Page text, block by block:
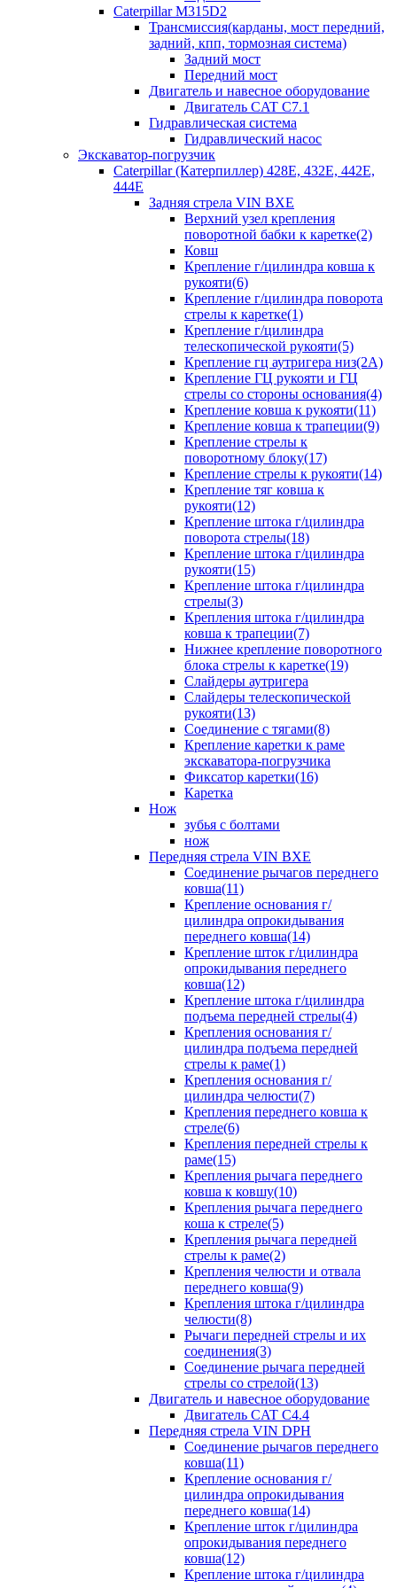
Caterpillar M315D2
Трансмиссия(карданы, мост передний,
задний, кпп, тормозная система)
Задний мост
Передний мост
Двигатель и навесное оборудование
Двигатель CAT C7.1
Гидравлическая система
Гидравлический насос
Экскаватор-погрузчик
Caterpillar (Катерпиллер) 428E, 432E, 442E,
444E
Задняя стрела VIN BXE
Верхний узел крепления
поворотной бабки к каретке(2)
Ковш
Крепление г/цилиндра ковша к
рукояти(6)
Крепление г/цилиндра поворота
стрелы к каретке(1)
Крепление г/цилиндра
телескопической рукояти(5)
Крепление гц аутригера низ(2А)
Крепление ГЦ рукояти и ГЦ
стрелы со стороны основания(4)
Крепление ковша к рукояти(11)
Крепление ковша к трапеции(9)
Крепление стрелы к
поворотному блоку(17)
Крепление стрелы к рукояти(14)
Крепление тяг ковша к
рукояти(12)
Крепление штока г/цилиндра
поворота стрелы(18)
Крепление штока г/цилиндра
рукояти(15)
Крепление штока г/цилиндра
стрелы(3)
Крепления штока г/цилиндра
ковша к трапеции(7)
Нижнее крепление поворотного
блока стрелы к каретке(19)
Слайдеры аутригера
Слайдеры телескопической
рукояти(13)
Соединение с тягами(8)
Крепление каретки к раме
экскаватора-погрузчика
Фиксатор каретки(16)
Каретка
Нож
зубья с болтами
нож
Передняя стрела VIN BXE
Cоединение рычагов переднего
ковша(11)
Крепление основания г/
цилиндра опрокидывания
переднего ковша(14)
Крепление шток г/цилиндра
опрокидывания переднего
ковша(12)
Крепление штока г/цилиндра
подъема передней стрелы(4)
Крепления основания г/
цилиндра подъема передней
стрелы к раме(1)
Крепления основания г/
цилиндра челюсти(7)
Крепления переднего ковша к
стреле(6)
Крепления передней стрелы к
раме(15)
Крепления рычага переднего
ковша к ковшу(10)
Крепления рычага переднего
коша к стреле(5)
Крепления рычага передней
стрелы к раме(2)
Крепления челюсти и отвала
переднего ковша(9)
Крепления штока г/цилиндра
челюсти(8)
Рычаги передней стрелы и их
соединения(3)
Соединение рычага передней
стрелы со стрелой(13)
Двигатель и навесное оборудование
Двигатель CAT C4.4
Передняя стрела VIN DPH
Cоединение рычагов переднего
ковша(11)
Крепление основания г/
цилиндра опрокидывания
переднего ковша(14)
Крепление шток г/цилиндра
опрокидывания переднего
ковша(12)
Крепление штока г/цилиндра